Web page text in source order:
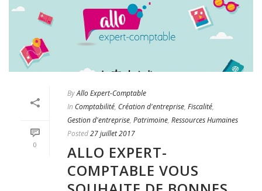
0
ByAllo Expert-Comptable
In Comptabilité, Création d'entreprise, Fiscalité,
Gestion d'entreprise, Patrimoine, Ressources Humaines
Posted27 juillet 2017
ALLO EXPERT-
COMPTABLE VOUS